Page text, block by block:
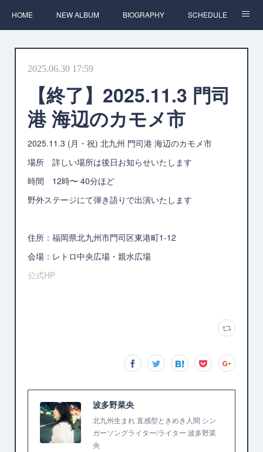
HOME NEW ALBUM BIOGRAPHY SCHEDULE
2025.06.30 17:59
【終了】2025.11.3 門司
港 海辺のカモメ市
2025.11.3 (月・祝) 北九州 門司港 海辺のカモメ市
場所 詳しい場所は後日お知らせいたします
時間 12時〜 40分ほど
野外ステージにて弾き語りで出演いたします
住所：福岡県北九州市門司区東港町1-12
会場：レトロ中央広場・親水広場
公式HP
波多野菜央
北九州生まれ 直感型ときめき人間 シン
ガーソングライター/ライター 波多野菜
央